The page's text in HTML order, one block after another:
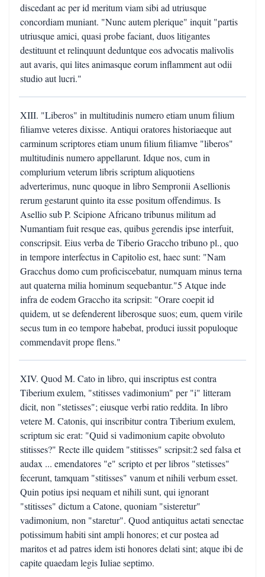
discedant ac per id meritum viam sibi ad utriusque
concordiam muniant. "Nunc autem plerique" inquit "partis
utriusque amici, quasi probe faciant, duos litigantes
destituunt et relinquunt deduntque eos advocatis malivolis
aut avaris, qui lites animasque eorum inflamment aut odii
studio aut lucri."
XIII. "Liberos" in multitudinis numero etiam unum filium
filiamve veteres dixisse. Antiqui oratores historiaeque aut
carminum scriptores etiam unum filium filiamve "liberos"
multitudinis numero appellarunt. Idque nos, cum in
complurium veterum libris scriptum aliquotiens
adverterimus, nunc quoque in libro Sempronii Asellionis
rerum gestarunt quinto ita esse positum offendimus. Is
Asellio sub P. Scipione Africano tribunus militum ad
Numantiam fuit resque eas, quibus gerendis ipse interfuit,
conscripsit. Eius verba de Tiberio Graccho tribuno pl., quo
in tempore interfectus in Capitolio est, haec sunt: "Nam
Gracchus domo cum proficiscebatur, numquam minus terna
aut quaterna milia hominum sequebantur."5 Atque inde
infra de eodem Graccho ita scripsit: "Orare coepit id
quidem, ut se defenderent liberosque suos; eum, quem virile
secus tum in eo tempore habebat, produci iussit populoque
commendavit prope flens."
XIV. Quod M. Cato in libro, qui inscriptus est contra
Tiberium exulem, "stitisses vadimonium" per "i" litteram
dicit, non "stetisses"; eiusque verbi ratio reddita. In libro
vetere M. Catonis, qui inscribitur contra Tiberium exulem,
scriptum sic erat: "Quid si vadimonium capite obvoluto
stitisses?" Recte ille quidem "stitisses" scripsit:2 sed falsa et
audax ... emendatores "e" scripto et per libros "stetisses"
fecerunt, tamquam "stitisses" vanum et nihili verbum esset.
Quin potius ipsi nequam et nihili sunt, qui ignorant
"stitisses" dictum a Catone, quoniam "sisteretur"
vadimonium, non "staretur". Quod antiquitus aetati senectae
potissimum habiti sint ampli honores; et cur postea ad
maritos et ad patres idem isti honores delati sint; atque ibi de
capite quaedam legis Iuliae septimo.